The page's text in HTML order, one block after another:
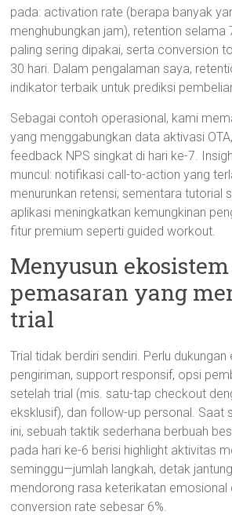
pada: activation rate (berapa banyak
menghubungkan jam), retention selama
paling sering dipakai, serta conversion
30 hari. Dalam pengalaman saya,
indikator terbaik untuk prediksi
Sebagai contoh operasional, kami
yang menggabungkan data aktivasi
feedback NPS singkat di hari ke-7.
muncul: notifikasi call-to-action yang
menurunkan retensi; sementara tutorial
aplikasi meningkatkan kemungkinan
fitur premium seperti guided workout.
Menyusun ekosistem
pemasaran yang
trial
Trial tidak berdiri sendiri. Perlu
pengiriman, support responsif, opsi
setelah trial (mis. satu-tap checkout
eksklusif), dan follow-up personal. Saat
ini, sebuah taktik sederhana berbuah
pada hari ke-6 berisi highlight aktivitas
seminggu—jumlah langkah, detak
mendorong rasa keterikatan emosional
conversion rate sebesar 6%.